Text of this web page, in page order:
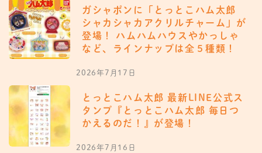
ガシャポンに「とっとこハム太郎
シャカシャカアクリルチャーム」が
登場！ ハムハムハウスやかっしゃ
など、ラインナップは全５種類！
2026年7月17日
とっとこハム太郎 最新LINE公式ス
タンプ『とっとこハム太郎 毎日つ
かえるのだ！』が登場！
2026年7月16日